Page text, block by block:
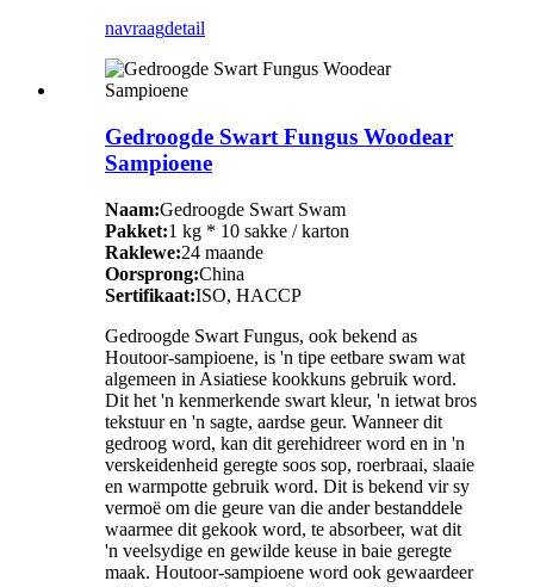
navraagdetail
Gedroogde Swart Fungus Woodear
Sampioene
Naam:Gedroogde Swart Swam
Pakket:1 kg * 10 sakke / karton
Raklewe:24 maande
Oorsprong:China
Sertifikaat:ISO, HACCP
Gedroogde Swart Fungus, ook bekend as
Houtoor-sampioene, is 'n tipe eetbare swam wat
algemeen in Asiatiese kookkuns gebruik word.
Dit het 'n kenmerkende swart kleur, 'n ietwat bros
tekstuur en 'n sagte, aardse geur. Wanneer dit
gedroog word, kan dit gerehidreer word en in 'n
verskeidenheid geregte soos sop, roerbraai, slaaie
en warmpotte gebruik word. Dit is bekend vir sy
vermoë om die geure van die ander bestanddele
waarmee dit gekook word, te absorbeer, wat dit
'n veelsydige en gewilde keuse in baie geregte
maak. Houtoor-sampioene word ook gewaardeer